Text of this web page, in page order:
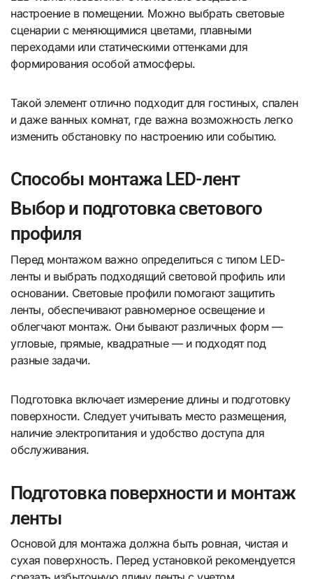
настроение в помещении. Можно выбрать световые
сценарии с меняющимися цветами, плавными
переходами или статическими оттенками для
формирования особой атмосферы.
Такой элемент отлично подходит для гостиных, спален
и даже ванных комнат, где важна возможность легко
изменить обстановку по настроению или событию.
Способы монтажа LED-лент
Выбор и подготовка светового
профиля
Перед монтажом важно определиться с типом LED-
ленты и выбрать подходящий световой профиль или
основании. Световые профили помогают защитить
ленты, обеспечивают равномерное освещение и
облегчают монтаж. Они бывают различных форм —
угловые, прямые, квадратные — и подходят под
разные задачи.
Подготовка включает измерение длины и подготовку
поверхности. Следует учитывать место размещения,
наличие электропитания и удобство доступа для
обслуживания.
Подготовка поверхности и монтаж
ленты
Основой для монтажа должна быть ровная, чистая и
сухая поверхность. Перед установкой рекомендуется